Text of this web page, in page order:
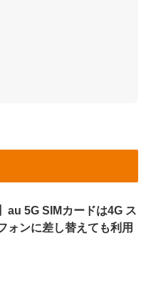
au 5G SIMカードは4G ス
ォンに差し替えても利用